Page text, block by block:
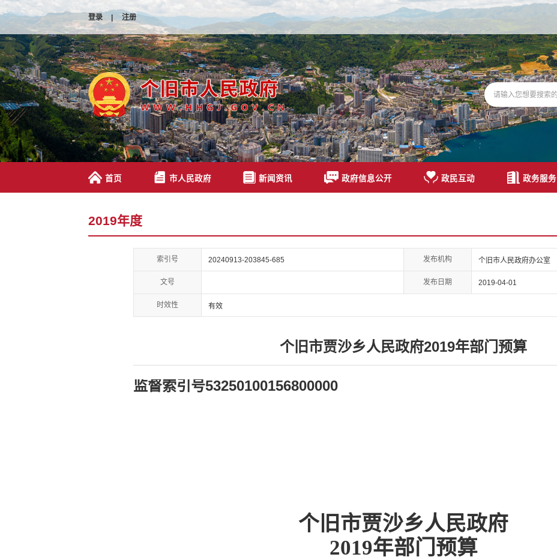
登录 | 注册
首页 市人民政府 新闻资讯 政府信息公开 政民互动 政务服务
2019年度
索引号 20240913-203845-685 发布机构 个旧市人民政府办公室
文号 发布日期 2019-04-01
时效性 有效
个旧市贾沙乡人民政府2019年部门预算
监督索引号53250100156800000
个旧市贾沙乡人民政府
2019年部门预算